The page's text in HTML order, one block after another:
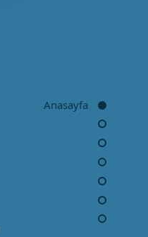
Anasayfa